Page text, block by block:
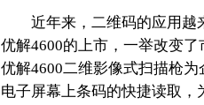
近年来，二维码的应用越来
优解4600的上市，一举改变了
优解4600二维影像式扫描枪
电子屏幕上条码的快捷读取，